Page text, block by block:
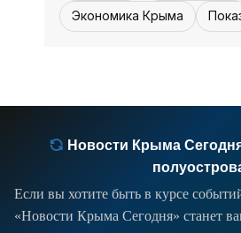
Экономика Крыма
Новости Крыма
Если вы хотите быть в курсе
«Новости Крыма Сегодня» станет